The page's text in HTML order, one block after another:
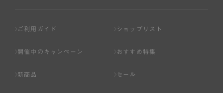
ご利用ガイド ショップリスト
開催中のキャンペーン おすすめ特集
新商品 セール